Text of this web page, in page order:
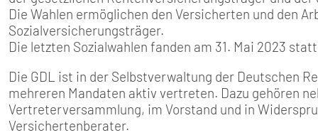
TARIF
SERVICE
MITGLIEDSCHAFT
Die Wahlen ermöglichen den Versicherten und den
Sozialversicherungsträger.
Die letzten Sozialwahlen fanden am 31. Mai 2023
Die GDL ist in der Selbstverwaltung der Deutschen
mehreren Mandaten aktiv vertreten. Dazu gehören
Vertreterversammlung, im Vorstand und in
Versichertenberater.